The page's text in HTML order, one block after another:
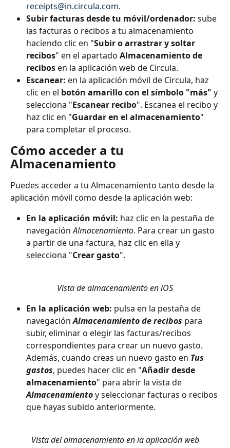
receipts@in.circula.com.
Subir facturas desde tu móvil/ordenador: sube
las facturas o recibos a tu almacenamiento
haciendo clic en "Subir o arrastrar y soltar
recibos" en el apartado Almacenamiento de
recibos en la aplicación web de Circula.
Escanear: en la aplicación móvil de Circula, haz
clic en el botón amarillo con el símbolo "más" y
selecciona "Escanear recibo". Escanea el recibo y
haz clic en "Guardar en el almacenamiento"
para completar el proceso.
Cómo acceder a tu
Almacenamiento
Puedes acceder a tu Almacenamiento tanto desde la
aplicación móvil como desde la aplicación web:
En la aplicación móvil: haz clic en la pestaña de
navegación Almacenamiento. Para crear un gasto
a partir de una factura, haz clic en ella y
selecciona "Crear gasto".
Vista de almacenamiento en iOS
En la aplicación web: pulsa en la pestaña de
navegación Almacenamiento de recibos para
subir, eliminar o elegir las facturas/recibos
correspondientes para crear un nuevo gasto.
Además, cuando creas un nuevo gasto en Tus
gastos, puedes hacer clic en "Añadir desde
almacenamiento" para abrir la vista de
Almacenamiento y seleccionar facturas o recibos
que hayas subido anteriormente.
Vista del almacenamiento en la aplicación web